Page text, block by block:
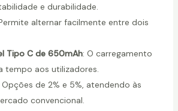
e durabilidade.
alternar facilmente entre dois
Tipo C de 650mAh: O carregamento
tempo aos utilizadores.
Opções de 2% e 5%, atendendo às
convencional.